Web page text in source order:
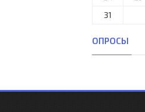
31
ОПРОСЫ